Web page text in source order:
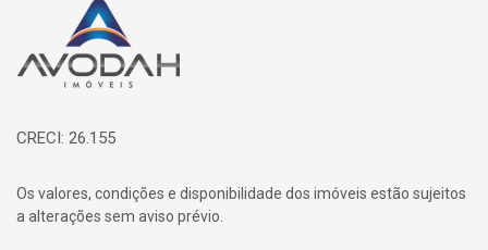
Página inicial
CRECI: 26.155
Os valores, condições e disponibilidade dos imóveis estão sujeitos
a alterações sem aviso prévio.